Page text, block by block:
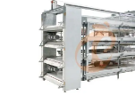
24 horas. Números
WhatsApp:
+234 8111199996